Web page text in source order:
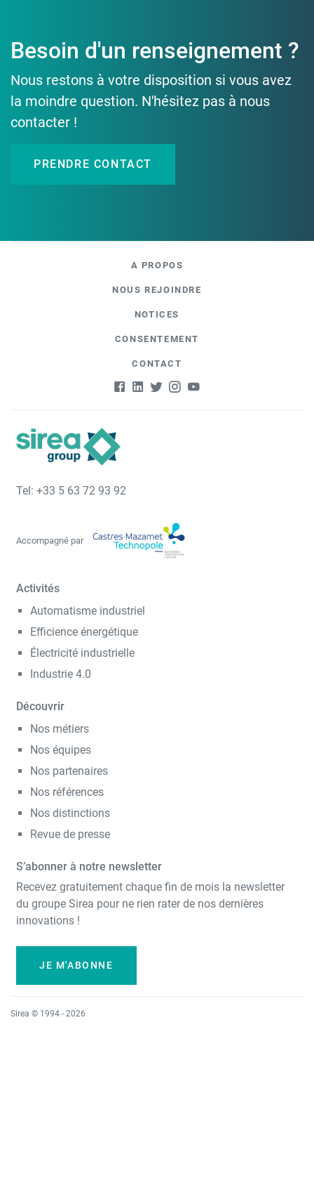
Besoin d'un renseignement ?
Nous restons à votre disposition si vous avez
la moindre question. N'hésitez pas à nous
contacter !
PRENDRE CONTACT
A PROPOS
NOUS REJOINDRE
NOTICES
CONSENTEMENT
CONTACT
Tel: +33 5 63 72 93 92
Accompagné par
Activités
Automatisme industriel
Efficience énergétique
Électricité industrielle
Industrie 4.0
Découvrir
Nos métiers
Nos équipes
Nos partenaires
Nos références
Nos distinctions
Revue de presse
S’abonner à notre newsletter
Recevez gratuitement chaque fin de mois la newsletter
du groupe Sirea pour ne rien rater de nos dernières
innovations !
JE M'ABONNE
Sirea © 1994 - 2026